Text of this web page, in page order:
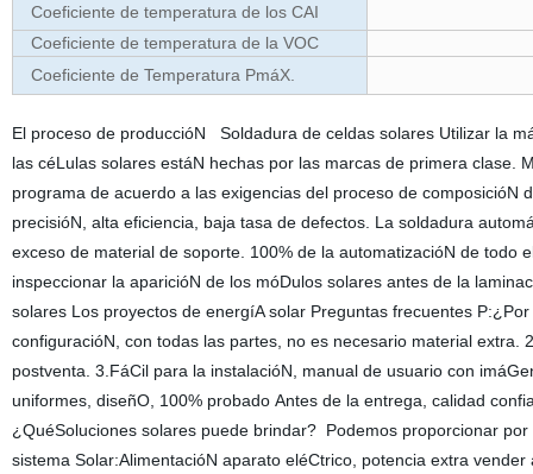
Coeficiente de temperatura de los CAI
Coeficiente de temperatura de la VOC
Coeficiente de Temperatura PmáX.
El proceso de produccióN Soldadura de celdas solares Utilizar la
las céLulas solares estáN hechas por las marcas de primera clase.
programa de acuerdo a las exigencias del proceso de
precisióN, alta eficiencia, baja tasa de defectos. La soldadura
exceso de material de soporte. 100% de la automatizacióN de
inspeccionar la aparicióN de los móDulos solares antes de la
solares Los proyectos de energíA solar Preguntas frecuentes
configuracióN, con todas las partes, no es necesario material
postventa. 3.FáCil para la instalacióN, manual de usuario con
uniformes, diseñO, 100% probado Antes de la entrega, calidad
¿QuéSoluciones solares puede brindar? Podemos proporcionar
sistema Solar:AlimentacióN aparato eléCtrico, potencia extra